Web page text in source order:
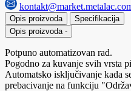
Opis proizvoda
Specifikacija
Opis proizvoda -
Potpuno automatizovan rad.
Pogodno za kuvanje svih vrsta
Automatsko isključivanje kada
prebacivanje na funkciju